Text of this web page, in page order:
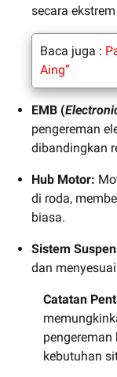
secara
Baca juga :
Aing”
EMB (
pengereman
dibandingkan
Hub Motor:
di roda,
biasa.
Sistem
dan
Catatan
pengereman
kebutuhan